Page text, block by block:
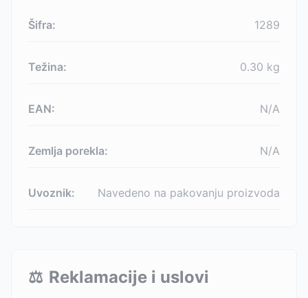
Šifra: 1289
Težina: 0.30 kg
EAN: N/A
Zemlja porekla: N/A
Uvoznik: Navedeno na pakovanju proizvoda
⚖️ Reklamacije i uslovi